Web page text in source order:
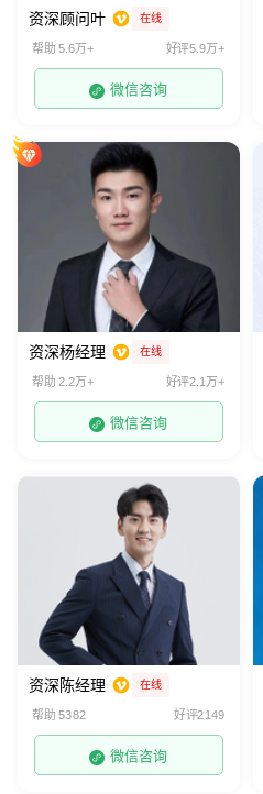
资深顾问叶 在线
帮助 5.6万+ 好评5.9万+
微信咨询
资深杨经理 在线
帮助 2.2万+ 好评2.1万+
微信咨询
资深陈经理 在线
帮助 5382 好评2149
微信咨询